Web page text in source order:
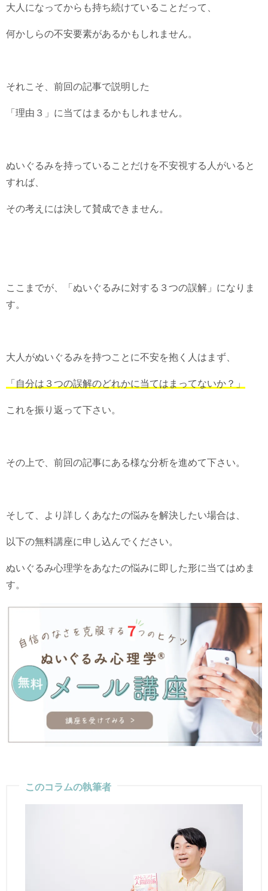
大人になってからも持ち続けていることだって、
何かしらの不安要素があるかもしれません。
それこそ、前回の記事で説明した
「理由３」に当てはまるかもしれません。
ぬいぐるみを持っていることだけを不安視する人がいると
すれば、
その考えには決して賛成できません。
ここまでが、「ぬいぐるみに対する３つの誤解」になりま
す。
大人がぬいぐるみを持つことに不安を抱く人はまず、
「自分は３つの誤解のどれかに当てはまってないか？」
これを振り返って下さい。
その上で、前回の記事にある様な分析を進めて下さい。
そして、より詳しくあなたの悩みを解決したい場合は、
以下の無料講座に申し込んでください。
ぬいぐるみ心理学をあなたの悩みに即した形に当てはめま
す。
このコラムの執筆者